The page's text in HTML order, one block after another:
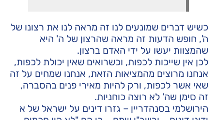
כשיש דברים שמונעים לנו זה מראה לנו את רצונו של
ה', חופש הדעות זה מראה שהרצון של ה' היא
שהמצוות יעשו על ידי האדם ברצון.
לכן אין שייכות לכפות, וכשרואים שאין יכולת לכפות,
אנחנו מרוצים מהמציאות הזאת, אנחנו שמחים על זה
שאי אשר לכפות, ורק להיות מאירי פנים בהסברה,
זה סימן שה' לא רוצה כוחניות.
הירושלמי בסנהדריין – גזרו דינים על ישראל של א